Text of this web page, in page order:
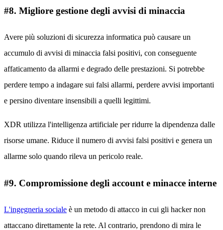
#8. Migliore gestione degli avvisi di minaccia
Avere più soluzioni di sicurezza informatica può causare un
accumulo di avvisi di minaccia falsi positivi, con conseguente
affaticamento da allarmi e degrado delle prestazioni. Si potrebbe
perdere tempo a indagare sui falsi allarmi, perdere avvisi importanti
e persino diventare insensibili a quelli legittimi.
XDR utilizza l'intelligenza artificiale per ridurre la dipendenza dalle
risorse umane. Riduce il numero di avvisi falsi positivi e genera un
allarme solo quando rileva un pericolo reale.
#9. Compromissione degli account e minacce interne
L'ingegneria sociale è un metodo di attacco in cui gli hacker non
attaccano direttamente la rete. Al contrario, prendono di mira le